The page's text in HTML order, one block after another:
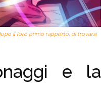
il loro primo rapporto, di trovarsi
e la